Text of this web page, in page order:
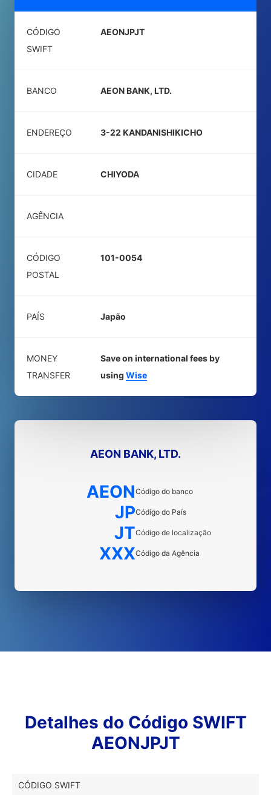
CÓDIGO
SWIFT
AEONJPJT
BANCO AEON BANK, LTD.
ENDEREÇO 3-22 KANDANISHIKICHO
CIDADE CHIYODA
AGÊNCIA
CÓDIGO
POSTAL
101-0054
PAÍS Japão
MONEY
TRANSFER
Save on international fees by
using Wise
AEON BANK, LTD.
AEONCódigo do banco
JPCódigo do País
JTCódigo de localização
XXXCódigo da Agência
Detalhes do Código SWIFT
AEONJPJT
CÓDIGO SWIFT